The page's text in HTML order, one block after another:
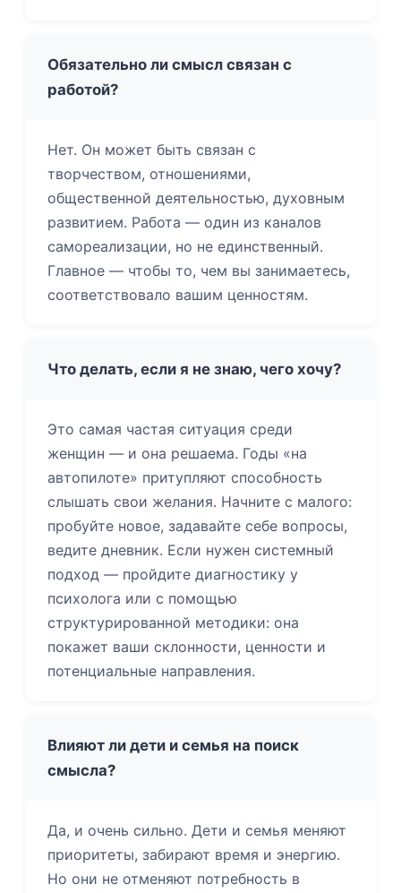
Обязательно ли смысл связан с
работой?
Нет. Он может быть связан с
творчеством, отношениями,
общественной деятельностью, духовным
развитием. Работа — один из каналов
самореализации, но не единственный.
Главное — чтобы то, чем вы занимаетесь,
соответствовало вашим ценностям.
Что делать, если я не знаю, чего хочу?
Это самая частая ситуация среди
женщин — и она решаема. Годы «на
автопилоте» притупляют способность
слышать свои желания. Начните с малого:
пробуйте новое, задавайте себе вопросы,
ведите дневник. Если нужен системный
подход — пройдите диагностику у
психолога или с помощью
структурированной методики: она
покажет ваши склонности, ценности и
потенциальные направления.
Влияют ли дети и семья на поиск
смысла?
Да, и очень сильно. Дети и семья меняют
приоритеты, забирают время и энергию.
Но они не отменяют потребность в